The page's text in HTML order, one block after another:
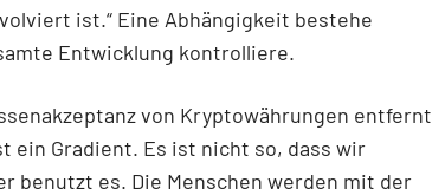
ist.“ Eine Abhängigkeit bestehe
Entwicklung kontrolliere.
von Kryptowährungen entfernt
ein Gradient. Es ist nicht so, dass wir
benutzt es. Die Menschen werden mit der